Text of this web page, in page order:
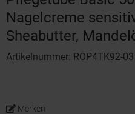
Nagelcreme
Sheabutter,
Artikelnummer: ROP4TK92-03
Merken